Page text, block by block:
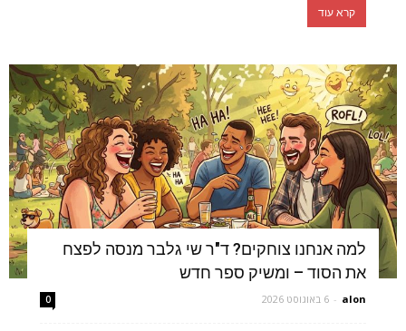
קרא עוד
למה אנחנו צוחקים? ד"ר שי גלבר מנסה לפצח
את הסוד – ומשיק ספר חדש
alon
- 6 באוגוסט 2026 0